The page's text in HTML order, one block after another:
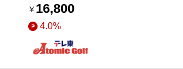
￥ 16,800
4.0%